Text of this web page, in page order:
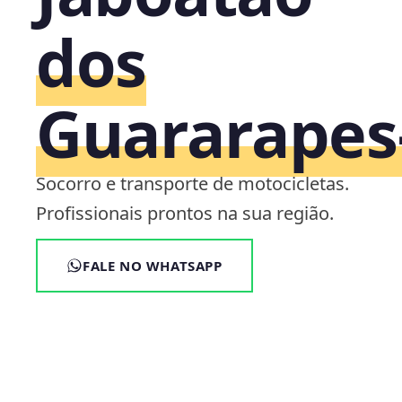
dos
Socorro e transporte de motocicletas.
Profissionais prontos na sua região.
FALE NO WHATSAPP